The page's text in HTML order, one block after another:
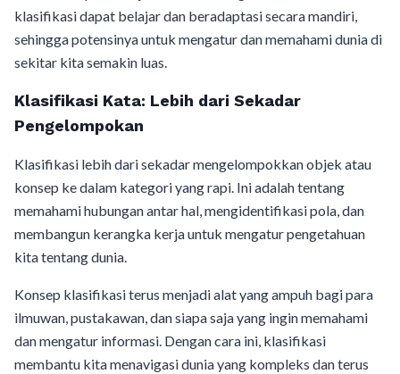
klasifikasi dapat belajar dan beradaptasi secara mandiri,
sehingga potensinya untuk mengatur dan memahami dunia di
sekitar kita semakin luas.
Klasifikasi Kata: Lebih dari Sekadar
Pengelompokan
Klasifikasi lebih dari sekadar mengelompokkan objek atau
konsep ke dalam kategori yang rapi. Ini adalah tentang
memahami hubungan antar hal, mengidentifikasi pola, dan
membangun kerangka kerja untuk mengatur pengetahuan
kita tentang dunia.
Konsep klasifikasi terus menjadi alat yang ampuh bagi para
ilmuwan, pustakawan, dan siapa saja yang ingin memahami
dan mengatur informasi. Dengan cara ini, klasifikasi
membantu kita menavigasi dunia yang kompleks dan terus